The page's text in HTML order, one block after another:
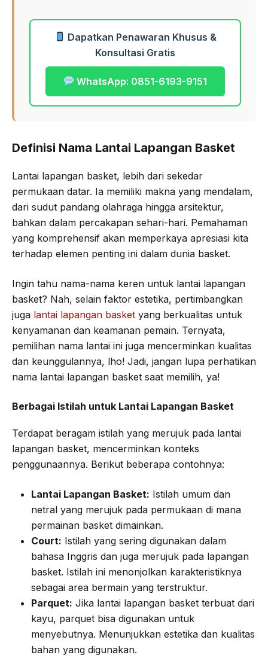
Dapatkan Penawaran Khusus &
Konsultasi Gratis
WhatsApp: 0851-6193-9151
Definisi Nama Lantai Lapangan Basket
Lantai lapangan basket, lebih dari sekedar
permukaan datar. Ia memiliki makna yang mendalam,
dari sudut pandang olahraga hingga arsitektur,
bahkan dalam percakapan sehari-hari. Pemahaman
yang komprehensif akan memperkaya apresiasi kita
terhadap elemen penting ini dalam dunia basket.
Ingin tahu nama-nama keren untuk lantai lapangan
basket? Nah, selain faktor estetika, pertimbangkan
juga lantai lapangan basket yang berkualitas untuk
kenyamanan dan keamanan pemain. Ternyata,
pemilihan nama lantai ini juga mencerminkan kualitas
dan keunggulannya, lho! Jadi, jangan lupa perhatikan
nama lantai lapangan basket saat memilih, ya!
Berbagai Istilah untuk Lantai Lapangan Basket
Terdapat beragam istilah yang merujuk pada lantai
lapangan basket, mencerminkan konteks
penggunaannya. Berikut beberapa contohnya:
Lantai Lapangan Basket: Istilah umum dan
netral yang merujuk pada permukaan di mana
permainan basket dimainkan.
Court: Istilah yang sering digunakan dalam
bahasa Inggris dan juga merujuk pada lapangan
basket. Istilah ini menonjolkan karakteristiknya
sebagai area bermain yang terstruktur.
Parquet: Jika lantai lapangan basket terbuat dari
kayu, parquet bisa digunakan untuk
menyebutnya. Menunjukkan estetika dan kualitas
bahan yang digunakan.